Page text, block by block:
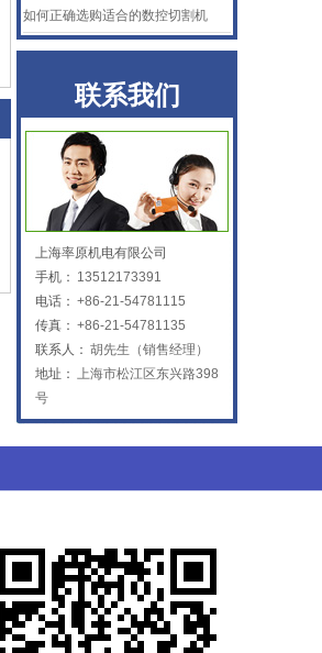
如何正确选购适合的数控切割机
联系我们
上海率原机电有限公司
手机： 13512173391
电话： +86-21-54781115
传真： +86-21-54781135
联系人： 胡先生（销售经理）
地址： 上海市松江区东兴路398
号